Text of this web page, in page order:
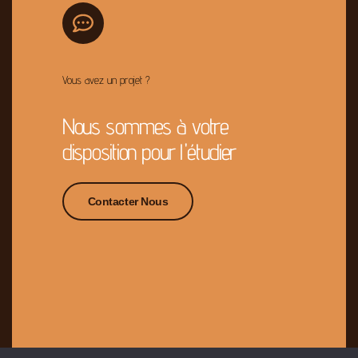
Vous avez un projet ?
Nous sommes à votre
disposition pour l'étudier
Contacter Nous